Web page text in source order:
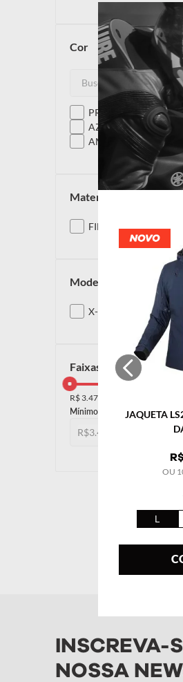
JAQUETA
R$
OU
L
cor
PRETO
AZUL
AMARELO
material
FIBRA DE CARBONO
modelos
X-FORCE
faixas de preço
R$
R$ 3.479,00
INSCREVA-
NOSSA